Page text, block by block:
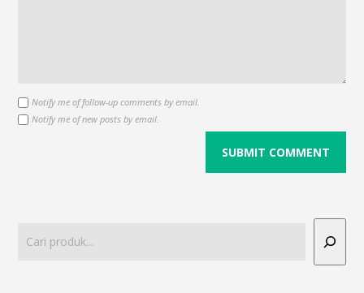
Notify me of follow-up comments by email.
Notify me of new posts by email.